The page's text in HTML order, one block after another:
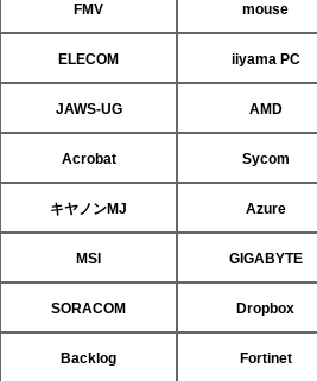
FMV mouse
ELECOM iiyama PC
JAWS-UG AMD
Acrobat Sycom
キヤノンMJ Azure
MSI GIGABYTE
SORACOM Dropbox
Backlog Fortinet